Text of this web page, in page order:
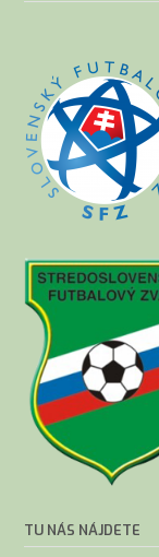
TU NÁS NÁJDETE